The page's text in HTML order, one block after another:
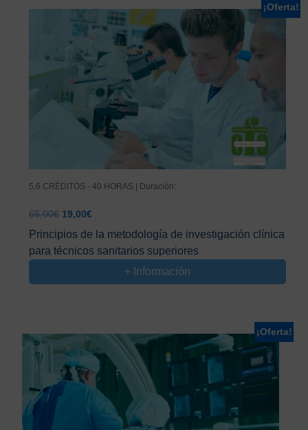
¡Oferta!
5,6 CRÉDITOS - 40 HORAS | Duración:
65,00€ El
precio
original
era:
19,00€El
precio
actual
es:
Principios de la metodología de investigación clínica
para técnicos sanitarios superiores
+ Información
¡Oferta!